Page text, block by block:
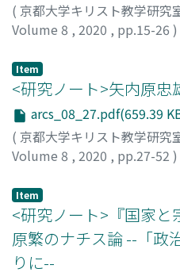
( 京都大学キリスト教学研究
Volume 8 , 2020 , pp.15-26 )
Item
<研究ノート>矢内原忠
arcs_08_27.pdf(659.39
( 京都大学キリスト教学研究
Volume 8 , 2020 , pp.27-52 )
Item
<研究ノート>『国家
原繁のナチス論 --「政
りに--